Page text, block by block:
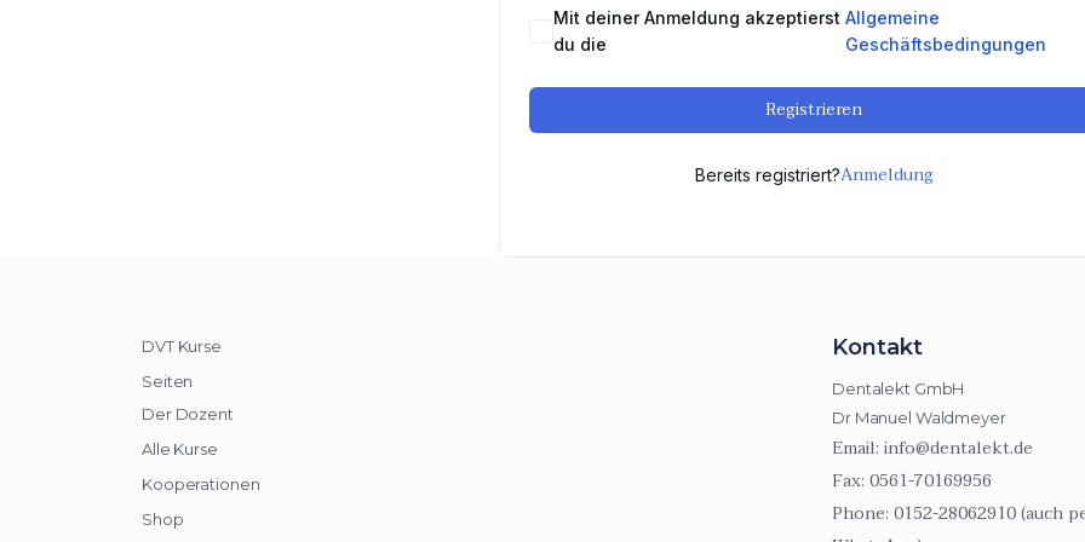
Mit deiner Anmeldung akzeptierst
du die
Allgemeine
Geschäftsbedingungen
Registrieren
Bereits registriert?Anmeldung
DVT Kurse
Seiten
Der Dozent
Alle Kurse
Kooperationen
Shop
Kontakt
Dentalekt GmbH
Dr Manuel Waldmeyer
Email: info@dentalekt.de
Fax: 0561-70169956
Phone: 0152-28062910 (auch